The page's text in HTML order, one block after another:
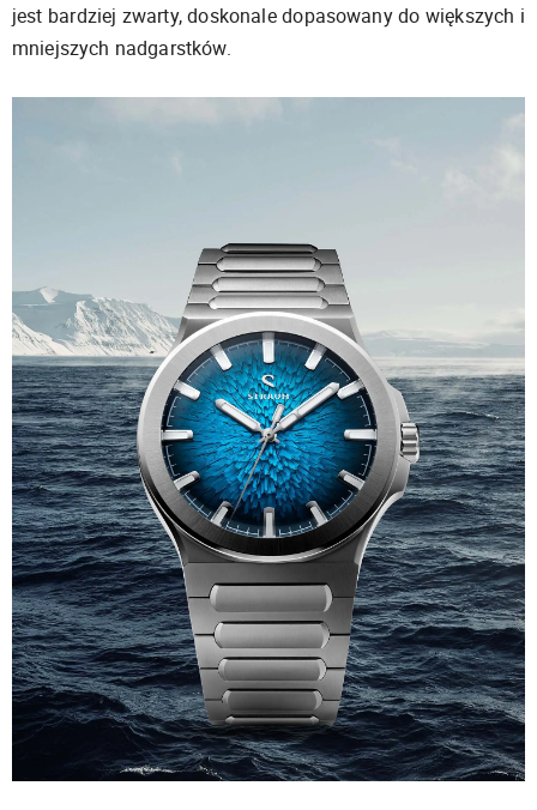
jest bardziej zwarty, doskonale dopasowany do większych i
mniejszych nadgarstków.